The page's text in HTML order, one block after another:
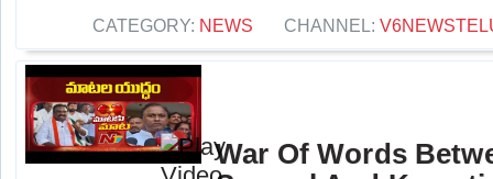
CATEGORY: NEWS CHANNEL:
War Of Words